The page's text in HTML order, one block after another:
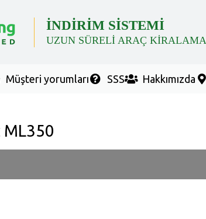
İNDİRİM SİSTEMİ
UZUN SÜRELİ ARAÇ KİRALAMA
Müşteri yorumları SSS Hakkımızda
ML350